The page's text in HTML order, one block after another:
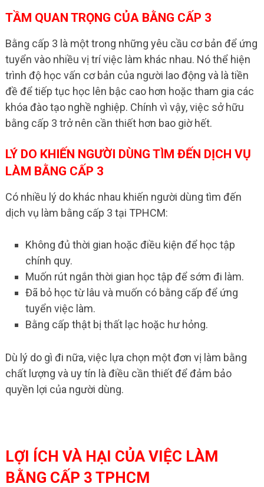
TẦM QUAN TRỌNG CỦA BẰNG CẤP 3
Bằng cấp 3 là một trong những yêu cầu cơ bản để ứng
tuyển vào nhiều vị trí việc làm khác nhau. Nó thể hiện
trình độ học vấn cơ bản của người lao động và là tiền
đề để tiếp tục học lên bậc cao hơn hoặc tham gia các
khóa đào tạo nghề nghiệp. Chính vì vậy, việc sở hữu
bằng cấp 3 trở nên cần thiết hơn bao giờ hết.
LÝ DO KHIẾN NGƯỜI DÙNG TÌM ĐẾN DỊCH VỤ
LÀM BẰNG CẤP 3
Có nhiều lý do khác nhau khiến người dùng tìm đến
dịch vụ làm bằng cấp 3 tại TPHCM:
Không đủ thời gian hoặc điều kiện để học tập
chính quy.
Muốn rút ngắn thời gian học tập để sớm đi làm.
Đã bỏ học từ lâu và muốn có bằng cấp để ứng
tuyển việc làm.
Bằng cấp thật bị thất lạc hoặc hư hỏng.
Dù lý do gì đi nữa, việc lựa chọn một đơn vị làm bằng
chất lượng và uy tín là điều cần thiết để đảm bảo
quyền lợi của người dùng.
LỢI ÍCH VÀ HẠI CỦA VIỆC LÀM
BẰNG CẤP 3 TPHCM